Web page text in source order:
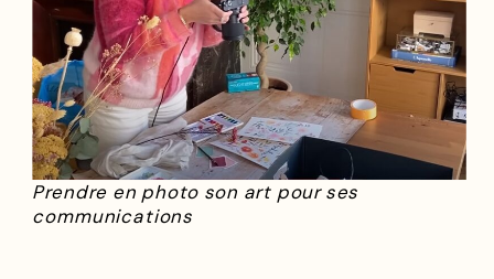
Prendre en photo son art pour ses
communications